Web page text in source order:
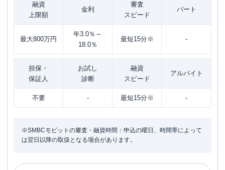
融資
上限額
金利
審査
スピード
パート
最大800万円
年3.0％～
18.0％
最短15分※ -
担保・
保証人
お試し
診断
融資
スピード
アルバイト
不要 - 最短15分※ -
※SMBCモビットの審査・融資時間：申込の曜日、時間帯によって
は翌日以降の取扱となる場合があります。